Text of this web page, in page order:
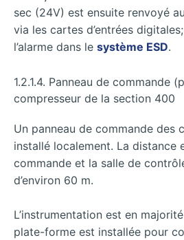
sec (24V) est ensuite renvoyé
via les cartes d’entrées
l’alarme dans le système ESD.
1.2.1.4. Panneau de commande
compresseur de la section 400
Un panneau de commande des
installé localement. La distance
commande et la salle de
d’environ 60 m.
L’instrumentation est en
plate-forme est installée pour